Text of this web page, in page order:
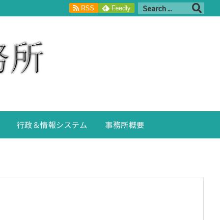
行政＆情報システム 事務所概要
RSS Feedly